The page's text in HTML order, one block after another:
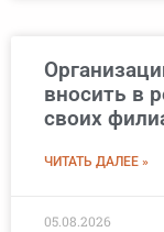
вносить в
своих
ЧИТАТЬ ДАЛЕЕ »
05.08.2026